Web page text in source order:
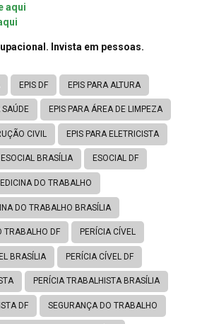
aqui
Invista em pessoas.
EPIS DF EPIS PARA ALTURA
SAÚDE EPIS PARA ÁREA DE LIMPEZA
CIVIL EPIS PARA ELETRICISTA
ESOCIAL BRASÍLIA ESOCIAL DF
DO TRABALHO
DO TRABALHO BRASÍLIA
TRABALHO DF PERÍCIA CÍVEL
BRASÍLIA PERÍCIA CÍVEL DF
PERÍCIA TRABALHISTA BRASÍLIA
DF SEGURANÇA DO TRABALHO